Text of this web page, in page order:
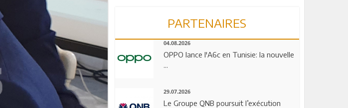
PARTENAIRES
04.08.2026
OPPO lance l'A6c en Tunisie: la nouvelle
...
29.07.2026
Le Groupe QNB poursuit l’exécution